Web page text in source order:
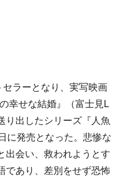
ラーとなり、実写映画
幸せな結婚』（富士見L
り出したシリーズ『人魚
に発売となった。悲惨な
出会い、救われようとす
であり、差別をせず恐怖